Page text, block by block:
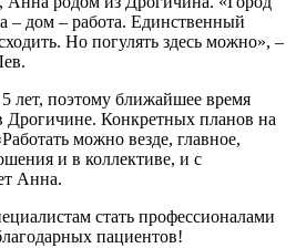
– дом – работа. Единственный
Но погулять здесь можно», –
лет, поэтому ближайшее время
Дрогичине. Конкретных планов на
можно везде, главное,
и в коллективе, и с
Анна.
стать профессионалами
пациентов!